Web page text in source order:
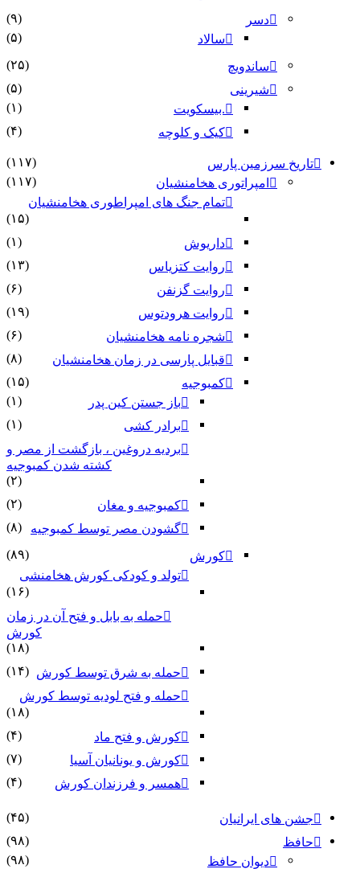
دسر
(۹)
سالاد
(۵)
ساندویچ
(۲۵)
شیرینی
(۵)
.بیسکویت
(۱)
کیک و کلوچه
(۴)
تاریخ سرزمین پارس
(۱۱۷)
امپراتوری هخامنشیان
(۱۱۷)
تمام جنگ های امپراطوری هخامنشیان
(۱۵)
داریوش
(۱)
روایت کتزیاس
(۱۳)
روایت گزنفن
(۶)
روایت هرودتوس
(۱۹)
شجره نامه هخامنشیان
(۶)
قبایل پارسی در زمان هخامنشیان
(۸)
کمبوجیه
(۱۵)
باز جستن کین پدر
(۱)
برادر کشی
(۱)
بردیه دروغین ، بازگشت از مصر و
کشته شدن کمبوجیه
(۲)
کمبوجیه و مغان
(۲)
گشودن مصر توسط کمبوجیه
(۸)
کورش
(۸۹)
تولد و کودکی کورش هخامنشی
(۱۶)
حمله به بابل و فتح آن در زمان
کورش
(۱۸)
حمله به شرق توسط کورش (۱۴)
حمله و فتح لودیه توسط کورش
(۱۸)
کورش و فتح ماد
(۴)
کورش و یونانیان آسیا
(۷)
همسر و فرزندان کورش
(۴)
جشن های ایرانیان
(۴۵)
حافظ
(۹۸)
دیوان حافظ
(۹۸)